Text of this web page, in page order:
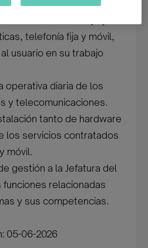
de redes,
telefonía fija y móvil,
usuario en su trabajo
operativa diaria de los
y telecomunicaciones.
tanto de hardware
los servicios contratados
móvil.
gestión a la Jefatura del
relacionadas
y sus competencias.
05-06-2026